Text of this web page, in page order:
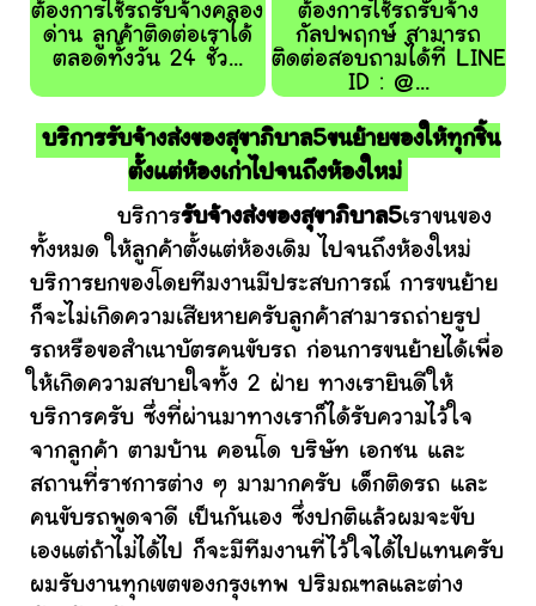
ต้องการใช้รถรับจ้างคลอง
ด่าน ลูกค้าติดต่อเราได้
ตลอดทั้งวัน 24 ชั่ว...
ต้องการใช้รถรับจ้าง
กัลปพฤกษ์ สามารถ
ติดต่อสอบถามได้ที่ LINE
ID : @...
บริการรับจ้างส่งของสุขาภิบาล5ขนย้ายของให้ทุกชิ้น
ตั้งแต่ห้องเก่าไปจนถึงห้องใหม่
บริการรับจ้างส่งของสุขาภิบาล5เราขนของ
ทั้งหมด ให้ลูกค้าตั้งแต่ห้องเดิม ไปจนถึงห้องใหม่
บริการยกของโดยทีมงานมีประสบการณ์ การขนย้าย
ก็จะไม่เกิดความเสียหายครับลูกค้าสามารถถ่ายรูป
รถหรือขอสำเนาบัตรคนขับรถ ก่อนการขนย้ายได้เพื่อ
ให้เกิดความสบายใจทั้ง 2 ฝ่าย ทางเรายินดีให้
บริการครับ ซึ่งที่ผ่านมาทางเราก็ได้รับความไว้ใจ
จากลูกค้า ตามบ้าน คอนโด บริษัท เอกชน และ
สถานที่ราชการต่าง ๆ มามากครับ เด็กติดรถ และ
คนขับรถพูดจาดี เป็นกันเอง ซึ่งปกติแล้วผมจะขับ
เองแต่ถ้าไม่ได้ไป ก็จะมีทีมงานที่ไว้ใจได้ไปแทนครับ
ผมรับงานทุกเขตของกรุงเทพ ปริมณฑลและต่าง